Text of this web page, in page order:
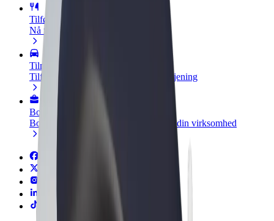
Tilføj restaurant eller butik
Nå flere kunder og øg din indtjening
Tilmeld dig som flådeejer
Tilføj din flåde til Bolt, og øg din indtjening
Bolt for Business
Bolt-produkter og tjenester skaleret til din virksomhed